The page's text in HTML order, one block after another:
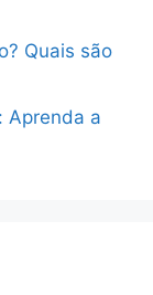
Quais são
Aprenda a